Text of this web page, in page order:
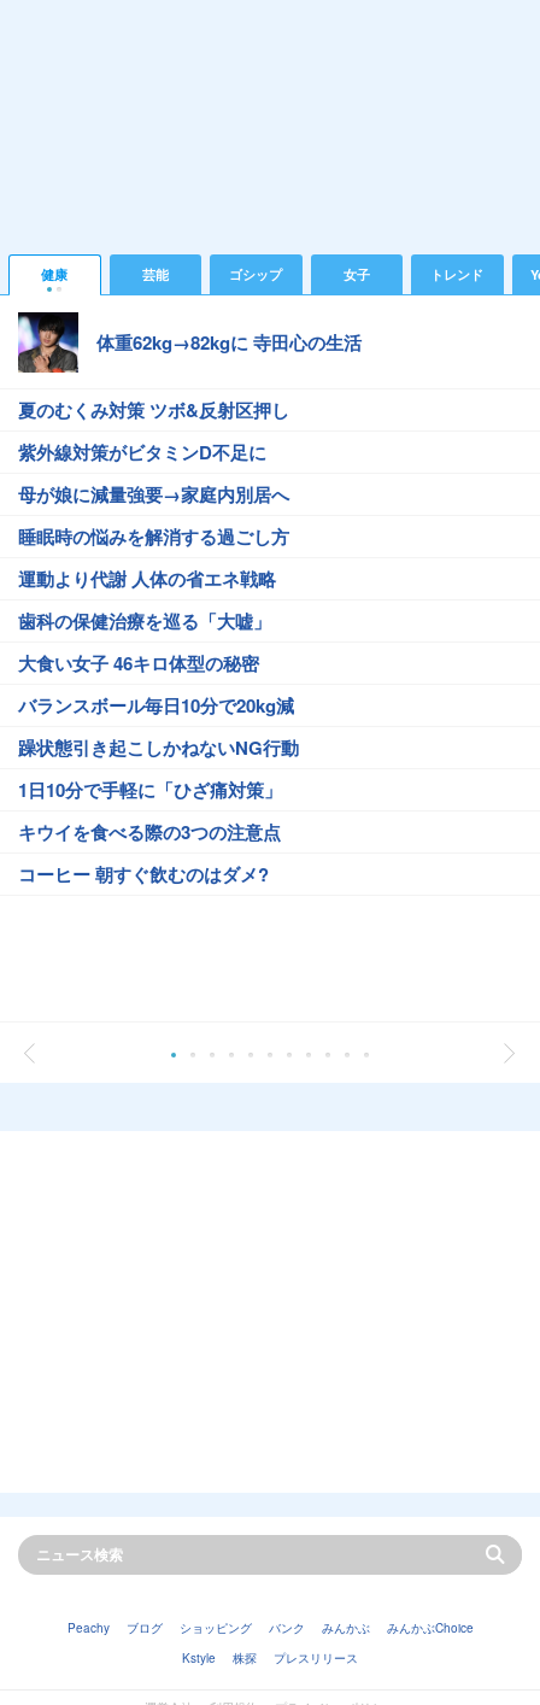
健康 芸能 ゴシップ 女子 トレンド
体重62kg→82kgに 寺田心の生活
夏のむくみ対策 ツボ&反射区押し
紫外線対策がビタミンD不足に
母が娘に減量強要→家庭内別居へ
睡眠時の悩みを解消する過ごし方
運動より代謝 人体の省エネ戦略
歯科の保健治療を巡る「大嘘」
大食い女子 46キロ体型の秘密
バランスボール毎日10分で20kg減
躁状態引き起こしかねないNG行動
1日10分で手軽に「ひざ痛対策」
キウイを食べる際の3つの注意点
コーヒー 朝すぐ飲むのはダメ?
Peachy ブログ ショッピング バンク みんかぶ
みんかぶChoice
Kstyle
株探 プレスリリース